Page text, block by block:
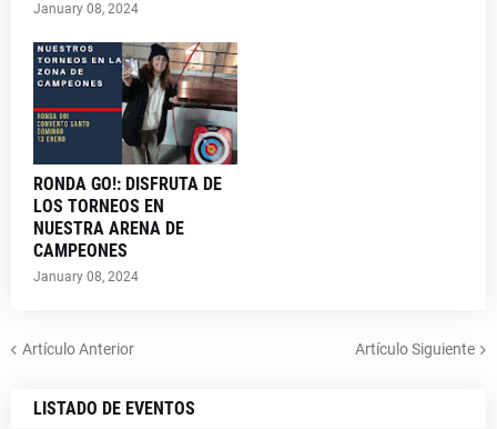
January 08, 2024
RONDA GO!: DISFRUTA DE
LOS TORNEOS EN
NUESTRA ARENA DE
CAMPEONES
January 08, 2024
Artículo Anterior Artículo Siguiente
LISTADO DE EVENTOS